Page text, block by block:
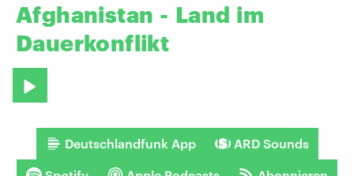
Afghanistan - Land im
Dauerkonflikt
Deutschlandfunk App ARD Sounds